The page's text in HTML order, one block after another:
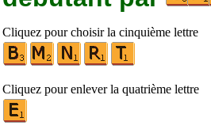
Cliquez pour choisir la cinquième lettre
Cliquez pour enlever la quatrième lettre